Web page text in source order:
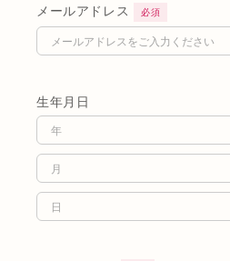
メールアドレス 必須
生年月日